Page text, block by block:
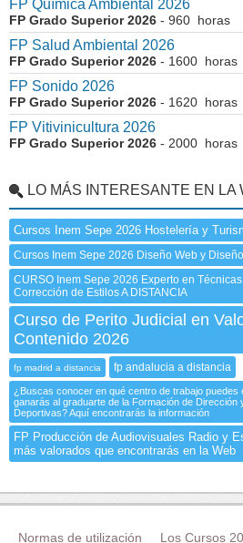
FP Química Ambiental 2026
FP Grado Superior 2026 - 960 horas
FP Salud Ambiental 2026
FP Grado Superior 2026 - 1600 horas
FP Sonido 2026
FP Grado Superior 2026 - 1620 horas
FP Vitivinicultura 2026
FP Grado Superior 2026 - 2000 horas
LO MÁS INTERESANTE EN LA
Cursos Inem Sepe 2026 Hostelería y
Cursos Inem Sepe 2026 Diseño Web y
CURSO Inem Sepe 2026 Experto en
Corrección de Estilos A DISTANCIA
Curso de Perito Judicial en
Contenido 2026
fp madrid a distancia fp andalucia a distancia
¿Buscas conocer en qué centro de trabajo puedes
ganarás al graduarte de la Formación de Dirección
Deportivas? Aquí encontrarás la información
FP Producción de Audiovisuales Radio y
más valorados que encontrarás en la Web
Normas de utilización Los Cursos